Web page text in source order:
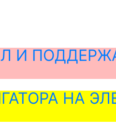
И
НА